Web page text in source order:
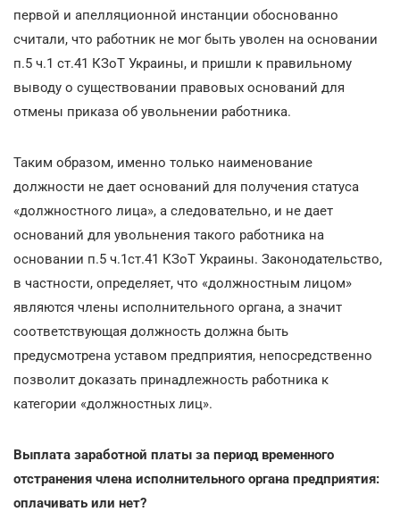
первой и апелляционной инстанции обоснованно
считали, что работник не мог быть уволен на основании
п.5 ч.1 ст.41 КЗоТ Украины, и пришли к правильному
выводу о существовании правовых оснований для
отмены приказа об увольнении работника.
Таким образом, именно только наименование
должности не дает оснований для получения статуса
«должностного лица», а следовательно, и не дает
оснований для увольнения такого работника на
основании п.5 ч.1ст.41 КЗоТ Украины. Законодательство,
в частности, определяет, что «должностным лицом»
являются члены исполнительного органа, а значит
соответствующая должность должна быть
предусмотрена уставом предприятия, непосредственно
позволит доказать принадлежность работника к
категории «должностных лиц».
Выплата заработной платы за период временного
отстранения члена исполнительного органа предприятия:
оплачивать или нет?